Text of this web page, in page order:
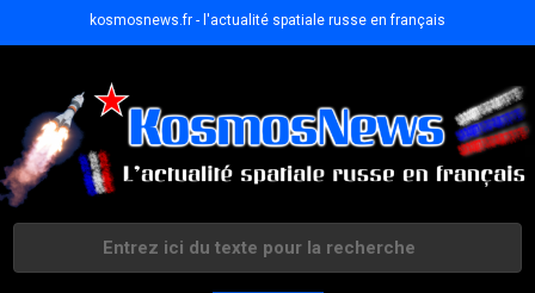
kosmosnews.fr - l'actualité spatiale russe en français